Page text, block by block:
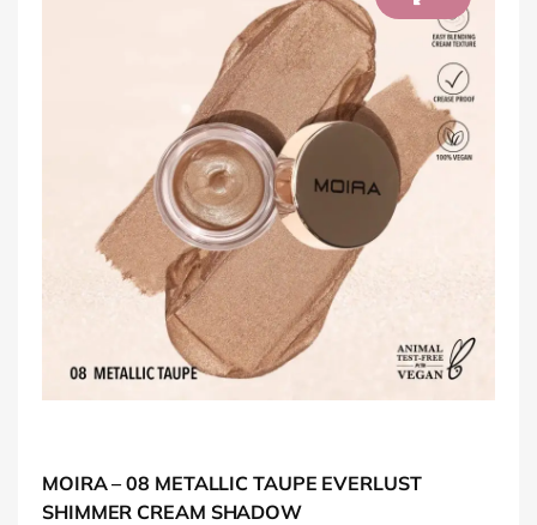
MOIRA – 08 METALLIC TAUPE EVERLUST
SHIMMER CREAM SHADOW